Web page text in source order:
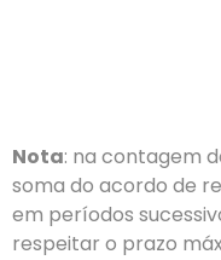
Nota: na contagem
soma do acordo de
em períodos
respeitar o prazo